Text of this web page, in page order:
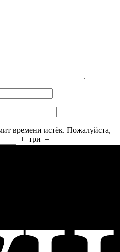
времени истёк. Пожалуйста,
+ три =